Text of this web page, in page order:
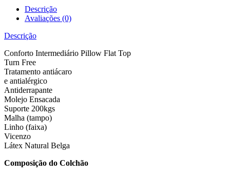
Descrição
Avaliações (0)
Descrição
Conforto Intermediário Pillow Flat Top
Turn Free
Tratamento antiácaro
e antialérgico
Antiderrapante
Molejo Ensacada
Suporte 200kgs
Malha (tampo)
Linho (faixa)
Vicenzo
Látex Natural Belga
Composição do Colchão